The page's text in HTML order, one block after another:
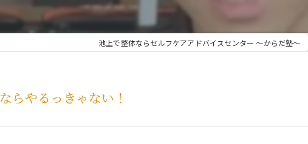
池上で整体ならセルフケアアドバイスセンター ～からだ塾～
らやるっきゃない！